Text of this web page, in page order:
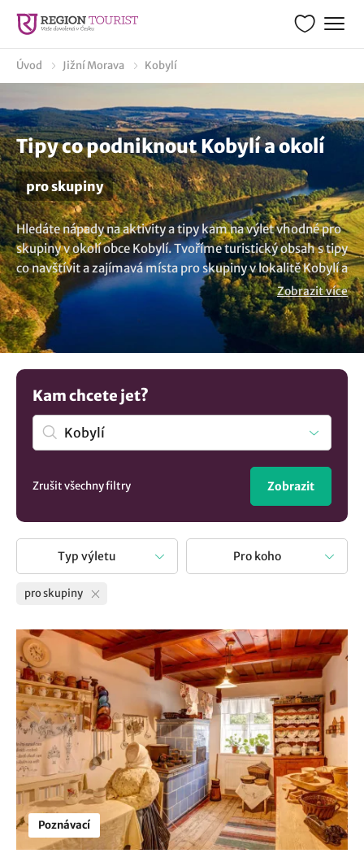
Úvod Jižní Morava Kobylí
Tipy co podniknout Kobylí a okolí
pro skupiny
Hledáte nápady na aktivity a tipy kam na výlet vhodné pro
skupiny v okolí obce Kobylí. Tvoříme turistický obsah s tipy
co navštívit a zajímavá místa pro skupiny v lokalitě Kobylí a
širším okolí. Ať už se vydáte na pěší výlet, poznávání
historickým památek nebo náštěvu romantických míst,
obec Kobylí má co nabídnout. Je zde co vidět a nudit se
nebudete. Koukněte pro inspiraci kam v destinaci Kobylí a
okolí pro skupiny :Muzeum obce Kobylí,Biocentrum
Ostrůvek Kobylí
. Obec se nachází v regionu [Regionu],
Jihomoravský kraj.
Zobrazit více
Kam chcete jet?
Zrušit všechny filtry Zobrazit
Typ výletu Pro koho
pro skupiny
Poznávací